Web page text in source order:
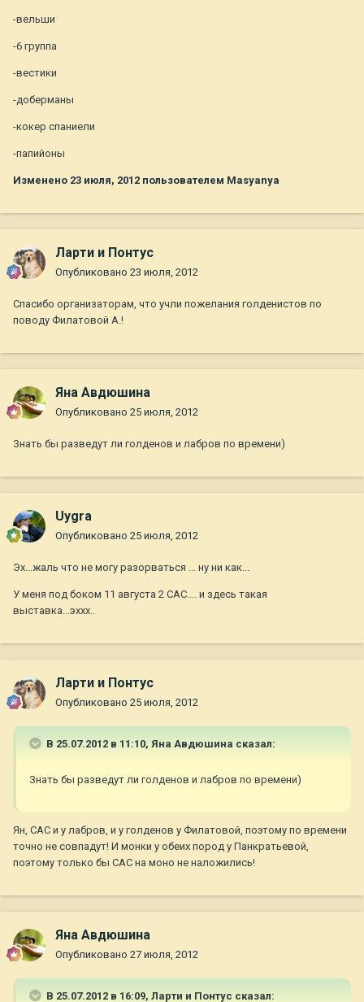
-вельши
-6 группа
-вестики
-доберманы
-кокер спаниели
-папийоны
Изменено 23 июля, 2012 пользователем Masyanya
Ларти и Понтус
Опубликовано 23 июля, 2012
Спасибо организаторам, что учли пожелания голденистов по
поводу Филатовой А.!
Яна Авдюшина
Опубликовано 25 июля, 2012
Знать бы разведут ли голденов и лабров по времени)
Uygra
Опубликовано 25 июля, 2012
Эх...жаль что не могу разорваться ... ну ни как...
У меня под боком 11 августа 2 САС.... и здесь такая
выставка...эххх..
Ларти и Понтус
Опубликовано 25 июля, 2012
В 25.07.2012 в 11:10, Яна Авдюшина сказал:
Знать бы разведут ли голденов и лабров по времени)
Ян, САС и у лабров, и у голденов у Филатовой, поэтому по времени
точно не совпадут! И монки у обеих пород у Панкратьевой,
поэтому только бы САС на моно не наложились!
Яна Авдюшина
Опубликовано 27 июля, 2012
В 25.07.2012 в 16:09, Ларти и Понтус сказал: